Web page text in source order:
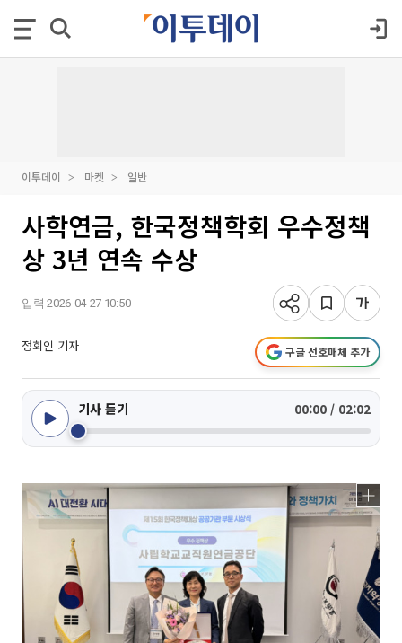
이투데이 마켓 일반
사학연금, 한국정책학회 우수정책
상 3년 연속 수상
입력 2026-04-27 10:50
정회인 기자 구글 선호매체 추가
기사 듣기 00:00 / 02:02